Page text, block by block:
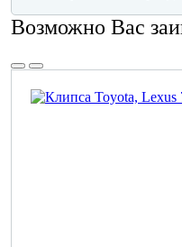
Возможно Вас